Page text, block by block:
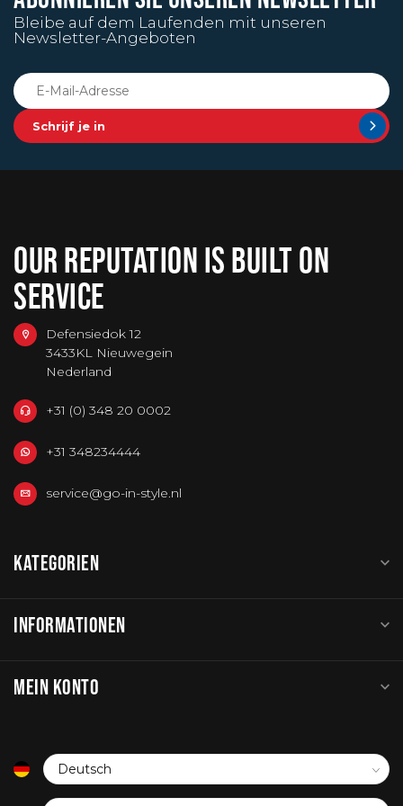
Bleibe auf dem Laufenden mit unseren
Newsletter-Angeboten
Schrijf je in
OUR REPUTATION IS BUILT ON
SERVICE
Defensiedok 12
3433KL Nieuwegein
Nederland
+31 (0) 348 20 0002
+31 348234444
service@go-in-style.nl
KATEGORIEN
INFORMATIONEN
MEIN KONTO